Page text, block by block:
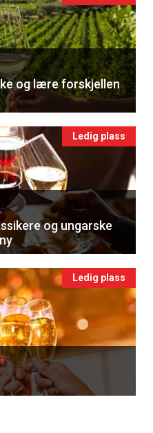
og lære forskjellen
Ledig plass
og ungarske
Ledig plass